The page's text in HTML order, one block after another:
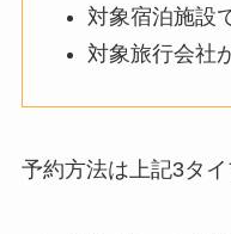
対象宿泊施設
対象旅行会社
予約方法は上記3タイ